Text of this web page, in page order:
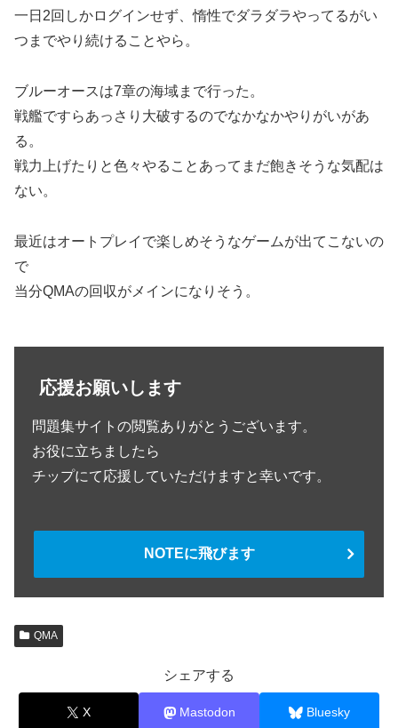
一日2回しかログインせず、惰性でダラダラやってるがい
つまでやり続けることやら。
ブルーオースは7章の海域まで行った。
戦艦ですらあっさり大破するのでなかなかやりがいがあ
る。
戦力上げたりと色々やることあってまだ飽きそうな気配は
ない。
最近はオートプレイで楽しめそうなゲームが出てこないの
で
当分QMAの回収がメインになりそう。
応援お願いします
問題集サイトの閲覧ありがとうございます。
お役に立ちましたら
チップにて応援していただけますと幸いです。
NOTEに飛びます
QMA
シェアする
X Mastodon Bluesky